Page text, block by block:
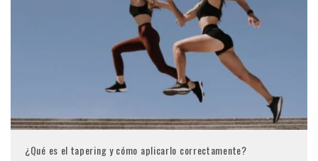
¿Qué es el tapering y cómo aplicarlo correctamente?